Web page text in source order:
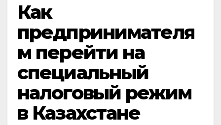
Как
предпринимателя
м перейти на
специальный
налоговый режим
в Казахстане